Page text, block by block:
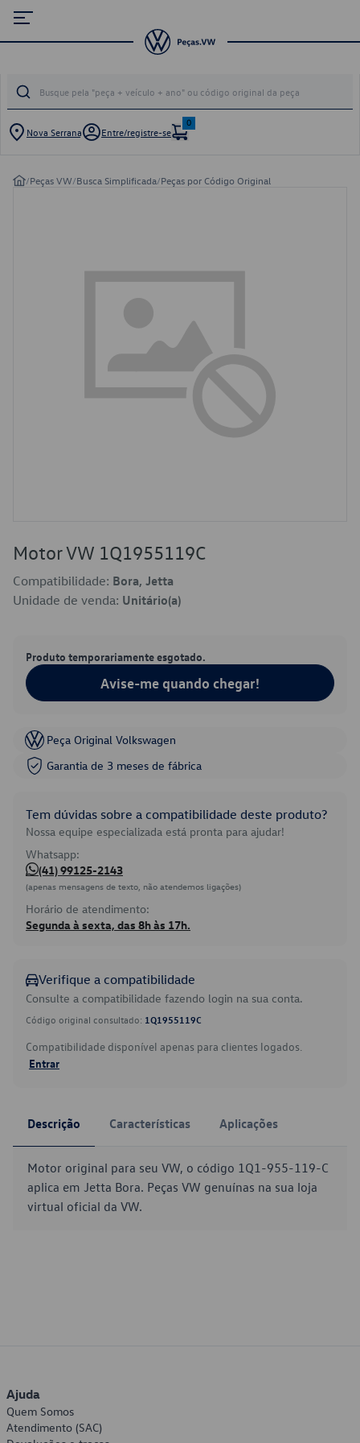
Nova Serrana Entre/registre-se
0
/Peças VW/Busca Simplificada/Peças por Código Original
Motor VW 1Q1955119C
Compatibilidade: Bora, Jetta
Unidade de venda: Unitário(a)
Produto temporariamente esgotado.
Avise-me quando chegar!
Peça Original Volkswagen
Garantia de 3 meses de fábrica
Tem dúvidas sobre a compatibilidade deste produto?
Nossa equipe especializada está pronta para ajudar!
Whatsapp:
(41) 99125-2143
(apenas mensagens de texto, não atendemos ligações)
Horário de atendimento:
Segunda à sexta, das 8h às 17h.
Verifique a compatibilidade
Consulte a compatibilidade fazendo login na sua conta.
Código original consultado: 1Q1955119C
Compatibilidade disponível apenas para clientes logados.
Entrar
Descrição Características Aplicações
Motor original para seu VW, o código 1Q1-955-119-C
aplica em Jetta Bora. Peças VW genuínas na sua loja
virtual oficial da VW.
Ajuda
Quem Somos
Atendimento (SAC)